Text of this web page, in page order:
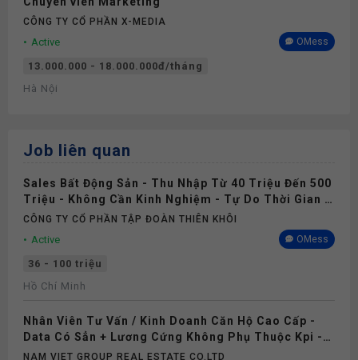
CÔNG TY CỔ PHẦN X-MEDIA
Active OMess
13.000.000 - 18.000.000đ/tháng
Hà Nội
Job liên quan
Sales Bất Động Sản - Thu Nhập Từ 40 Triệu Đến 500
Triệu - Không Cần Kinh Nghiệm - Tự Do Thời Gian -
Làm Việc Tại TP. HCM
CÔNG TY CỔ PHẦN TẬP ĐOÀN THIÊN KHÔI
Active OMess
36 - 100 triệu
Hồ Chí Minh
Nhân Viên Tư Vấn / Kinh Doanh Căn Hộ Cao Cấp -
Data Có Sẳn + Lương Cứng Không Phụ Thuộc Kpi -
Dự Án Trục Ql13 Và Trung Tâm Tp.HCM
NAM VIET GROUP REAL ESTATE CO.LTD